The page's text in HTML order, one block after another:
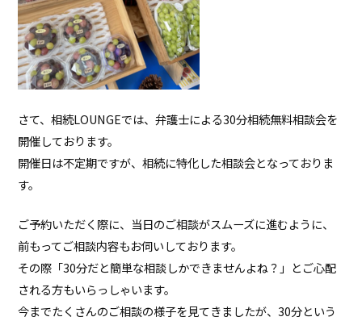
さて、相続LOUNGEでは、弁護士による30分相続無料相談会を
開催しております。
開催日は不定期ですが、相続に特化した相談会となっておりま
す。
ご予約いただく際に、当日のご相談がスムーズに進むように、
前もってご相談内容もお伺いしております。
その際「30分だと簡単な相談しかできませんよね？」とご心配
される方もいらっしゃいます。
今までたくさんのご相談の様子を見てきましたが、30分という